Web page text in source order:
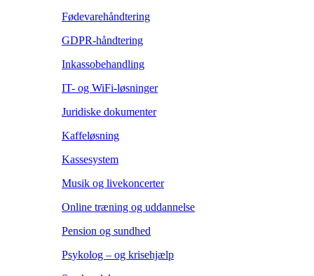
Fødevarehåndtering
GDPR-håndtering
Inkassobehandling
IT- og WiFi-løsninger
Juridiske dokumenter
Kaffeløsning
Kassesystem
Musik og livekoncerter
Online træning og uddannelse
Pension og sundhed
Psykolog – og krisehjælp